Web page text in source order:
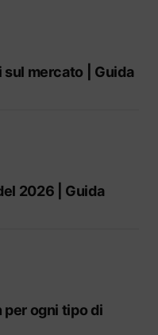
mercato | Guida
2026 | Guida
ogni tipo di